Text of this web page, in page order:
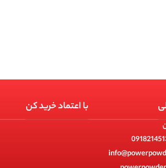
با اعتماد خرید کن